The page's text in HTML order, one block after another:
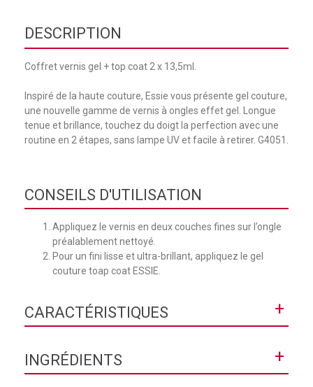
DESCRIPTION
Coffret vernis gel + top coat 2 x 13,5ml.
Inspiré de la haute couture, Essie vous présente gel couture,
une nouvelle gamme de vernis à ongles effet gel. Longue
tenue et brillance, touchez du doigt la perfection avec une
routine en 2 étapes, sans lampe UV et facile à retirer. G4051.
CONSEILS D'UTILISATION
Appliquez le vernis en deux couches fines sur l’ongle
préalablement nettoyé.
Pour un fini lisse et ultra-brillant, appliquez le gel
couture toap coat ESSIE.
CARACTÉRISTIQUES +
Collection
INGRÉDIENTS +